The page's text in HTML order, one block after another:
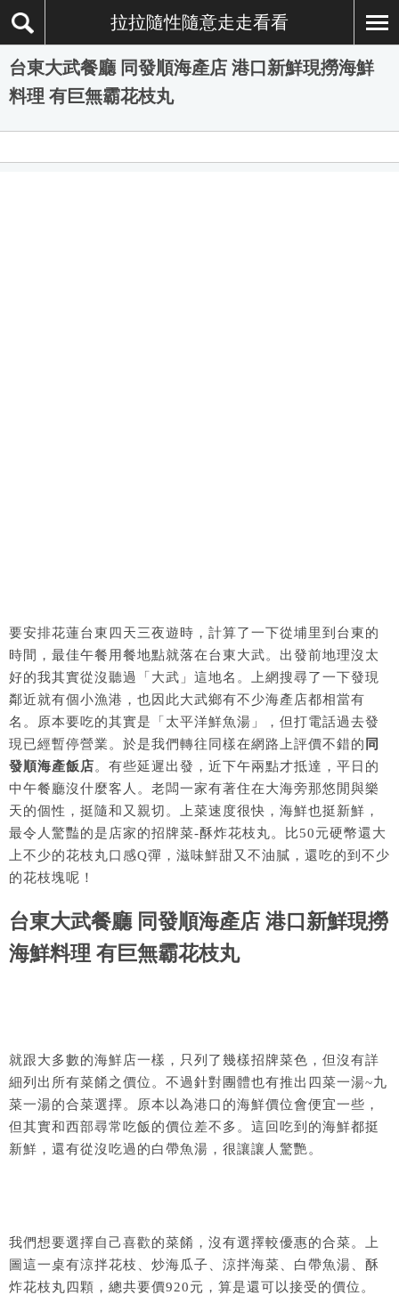
拉拉隨性隨意走走看看
台東大武餐廳 同發順海產店 港口新鮮現撈海鮮
料理 有巨無霸花枝丸
要安排花蓮台東四天三夜遊時，計算了一下從埔里到台東的
時間，最佳午餐用餐地點就落在台東大武。出發前地理沒太
好的我其實從沒聽過「大武」這地名。上網搜尋了一下發現
鄰近就有個小漁港，也因此大武鄉有不少海產店都相當有
名。原本要吃的其實是「太平洋鮮魚湯」，但打電話過去發
現已經暫停營業。於是我們轉往同樣在網路上評價不錯的 同
發順海產飯店。有些延遲出發，近下午兩點才抵達，平日的
中午餐廳沒什麼客人。老闆一家有著住在大海旁那悠閒與樂
天的個性，挺隨和又親切。上菜速度很快，海鮮也挺新鮮，
最令人驚豔的是店家的招牌菜-酥炸花枝丸。比50元硬幣還大
上不少的花枝丸口感Q彈，滋味鮮甜又不油膩，還吃的到不少
的花枝塊呢！
台東大武餐廳 同發順海產店 港口新鮮現撈
海鮮料理 有巨無霸花枝丸
就跟大多數的海鮮店一樣，只列了幾樣招牌菜色，但沒有詳
細列出所有菜餚之價位。不過針對團體也有推出四菜一湯~九
菜一湯的合菜選擇。原本以為港口的海鮮價位會便宜一些，
但其實和西部尋常吃飯的價位差不多。這回吃到的海鮮都挺
新鮮，還有從沒吃過的白帶魚湯，很讓讓人驚艷。
我們想要選擇自己喜歡的菜餚，沒有選擇較優惠的合菜。上
圖這一桌有涼拌花枝、炒海瓜子、涼拌海菜、白帶魚湯、酥
炸花枝丸四顆，總共要價920元，算是還可以接受的價位。